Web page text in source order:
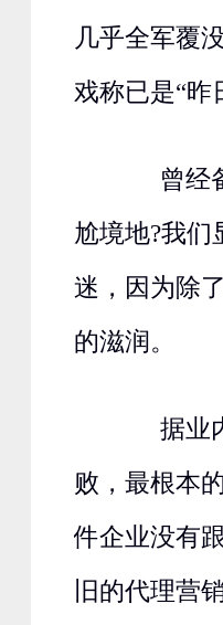
几乎全军覆
戏称已是“昨
曾经备
尬境地?我
迷，因为除
的滋润。
据业内
败，最根本
件企业没有
旧的代理营